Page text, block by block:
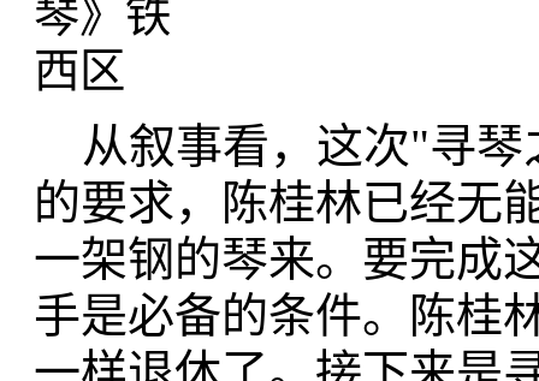
从叙事看，这次"寻琴
的要求，陈桂林已经无
一架钢的琴来。要完成
手是必备的条件。陈桂